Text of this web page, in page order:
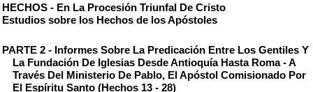
HECHOS - En La Procesión Triunfal De Cristo
Estudios sobre los Hechos de los Apóstoles
PARTE 2 - Informes Sobre La Predicación Entre Los Gentiles Y
La Fundación De Iglesias Desde Antioquía Hasta Roma - A
Través Del Ministerio De Pablo, El Apóstol Comisionado Por
El Espíritu Santo (Hechos 13 - 28)